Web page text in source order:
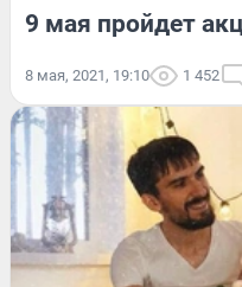
9 мая пройдет
8 мая, 2021, 19:10 1 452